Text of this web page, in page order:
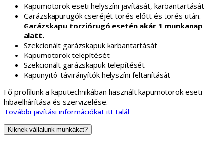
Kapumotorok eseti helyszíni javítását, karbantartását
Garázskapurugók cseréjét törés előtt és törés után.
Garázskapu torziórugó esetén akár 1 munkanap
alatt.
Szekcionált garázskapuk karbantartását
Kapumotorok telepítését
Szekcionált garázskapuk telepítését
Kapunyitó-távirányítók helyszíni feltanítását
Fő profilunk a kaputechnikában használt kapumotorok eseti
hibaelhárítása és szervizelése.
További javítási információkat itt talál
Kiknek vállalunk munkákat?